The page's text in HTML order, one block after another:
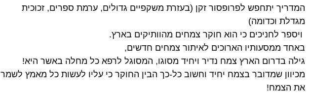
המדריך יתחפש לפרופסור זקן (בעזרת משקפיים גדולים, ערמת ספרים, זכוכית
מגדלת וכדומה)
ויספר לחניכים כי הוא חוקר צמחים מהוותיקים בארץ.
באחד ממסעותיו הארוכים לאיתור צמחים חדשים,
גילה בדרום הארץ צמח נדיר ויחיד מסוגו, המסוגל לרפא כל מחלה באשר היא!
מכיוון שמדובר בצמח יחיד וחשוב כל-כך הבין החוקר כי עליו לעשות כל מאמץ לשמר
את הצמח!